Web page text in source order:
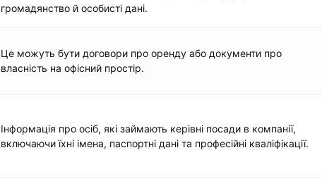
громадянство й особисті дані.
Це можуть бути договори про оренду або документи про
власність на офісний простір.
Інформація про осіб, які займають керівні посади в компанії,
включаючи їхні імена, паспортні дані та професійні кваліфікації.